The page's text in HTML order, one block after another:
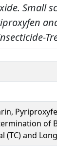
Small
of
(TC) and